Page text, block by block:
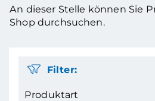
An dieser Stelle können Sie
Shop durchsuchen.
Filter:
Produktart